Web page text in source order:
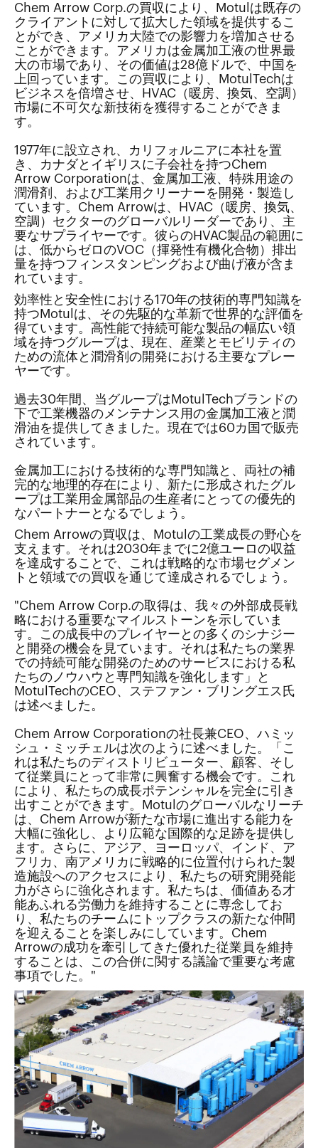
Chem Arrow Corp.の買収により、Motulは既存の
クライアントに対して拡大した領域を提供するこ
とができ、アメリカ大陸での影響力を増加させる
ことができます。アメリカは金属加工液の世界最
大の市場であり、その価値は28億ドルで、中国を
上回っています。この買収により、MotulTechは
ビジネスを倍増させ、HVAC（暖房、換気、空調）
市場に不可欠な新技術を獲得することができま
す。
1977年に設立され、カリフォルニアに本社を置
き、カナダとイギリスに子会社を持つChem
Arrow Corporationは、金属加工液、特殊用途の
潤滑剤、および工業用クリーナーを開発・製造し
ています。Chem Arrowは、HVAC（暖房、換気、
空調）セクターのグローバルリーダーであり、主
要なサプライヤーです。彼らのHVAC製品の範囲に
は、低からゼロのVOC（揮発性有機化合物）排出
量を持つフィンスタンピングおよび曲げ液が含ま
れています。
効率性と安全性における170年の技術的専門知識を
持つMotulは、その先駆的な革新で世界的な評価を
得ています。高性能で持続可能な製品の幅広い領
域を持つグループは、現在、産業とモビリティの
ための流体と潤滑剤の開発における主要なプレー
ヤーです。
過去30年間、当グループはMotulTechブランドの
下で工業機器のメンテナンス用の金属加工液と潤
滑油を提供してきました。現在では60カ国で販売
されています。
金属加工における技術的な専門知識と、両社の補
完的な地理的存在により、新たに形成されたグル
ープは工業用金属部品の生産者にとっての優先的
なパートナーとなるでしょう。
Chem Arrowの買収は、Motulの工業成長の野心を
支えます。それは2030年までに2億ユーロの収益
を達成することで、これは戦略的な市場セグメン
トと領域での買収を通じて達成されるでしょう。
"Chem Arrow Corp.の取得は、我々の外部成長戦
略における重要なマイルストーンを示していま
す。この成長中のプレイヤーとの多くのシナジー
と開発の機会を見ています。それは私たちの業界
での持続可能な開発のためのサービスにおける私
たちのノウハウと専門知識を強化します」と
MotulTechのCEO、ステファン・ブリングエス氏
は述べました。
Chem Arrow Corporationの社長兼CEO、ハミッ
シュ・ミッチェルは次のように述べました。「こ
れは私たちのディストリビューター、顧客、そし
て従業員にとって非常に興奮する機会です。これ
により、私たちの成長ポテンシャルを完全に引き
出すことができます。Motulのグローバルなリーチ
は、Chem Arrowが新たな市場に進出する能力を
大幅に強化し、より広範な国際的な足跡を提供し
ます。さらに、アジア、ヨーロッパ、インド、ア
フリカ、南アメリカに戦略的に位置付けられた製
造施設へのアクセスにより、私たちの研究開発能
力がさらに強化されます。私たちは、価値ある才
能あふれる労働力を維持することに専念してお
り、私たちのチームにトップクラスの新たな仲間
を迎えることを楽しみにしています。Chem
Arrowの成功を牽引してきた優れた従業員を維持
することは、この合併に関する議論で重要な考慮
事項でした。"